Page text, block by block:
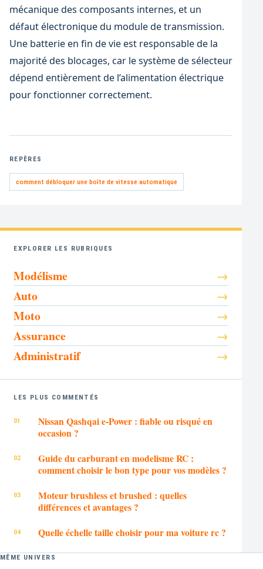
mécanique des composants internes, et un
défaut électronique du module de transmission.
Une batterie en fin de vie est responsable de la
majorité des blocages, car le système de sélecteur
dépend entièrement de l’alimentation électrique
pour fonctionner correctement.
REPÈRES
comment débloquer une boîte de vitesse automatique
EXPLORER LES RUBRIQUES
Modélisme
Auto
Moto
Assurance
Administratif
LES PLUS COMMENTÉS
Nissan Qashqai e-Power : fiable ou risqué en
occasion ?
Guide du carburant en modelisme RC :
comment choisir le bon type pour vos modèles ?
Moteur brushless et brushed : quelles
différences et avantages ?
Quelle échelle taille choisir pour ma voiture rc ?
MÊME UNIVERS